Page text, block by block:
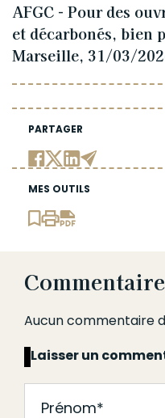
PARTAGER
MES OUTILS
AFGC - Pour des
et décarbonés, bien
Marseille, 31/03/
Aucun commentaire
Laisser un